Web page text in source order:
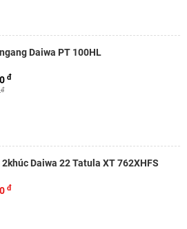
Daiwa PT 100HL
đ
đ
Cần Lure 2khúc Daiwa 22 Tatula XT 762XHFS
đ